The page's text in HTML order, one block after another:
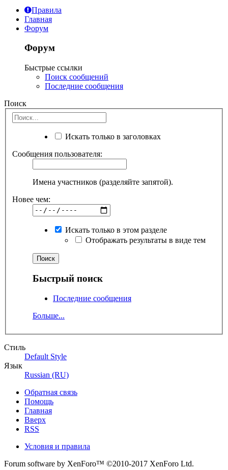
Правила
Главная
Форум
Форум
Быстрые ссылки
Поиск сообщений
Последние сообщения
Поиск
Искать только в заголовках
Сообщения пользователя:
Имена участников (разделяйте запятой).
Новее чем:
Искать только в этом разделе
Отображать результаты в виде тем
Быстрый поиск
Последние сообщения
Больше...
Стиль
Default Style
Язык
Russian (RU)
Обратная связь
Помощь
Главная
Вверх
RSS
Условия и правила
Forum software by XenForo™ ©2010-2017 XenForo Ltd.